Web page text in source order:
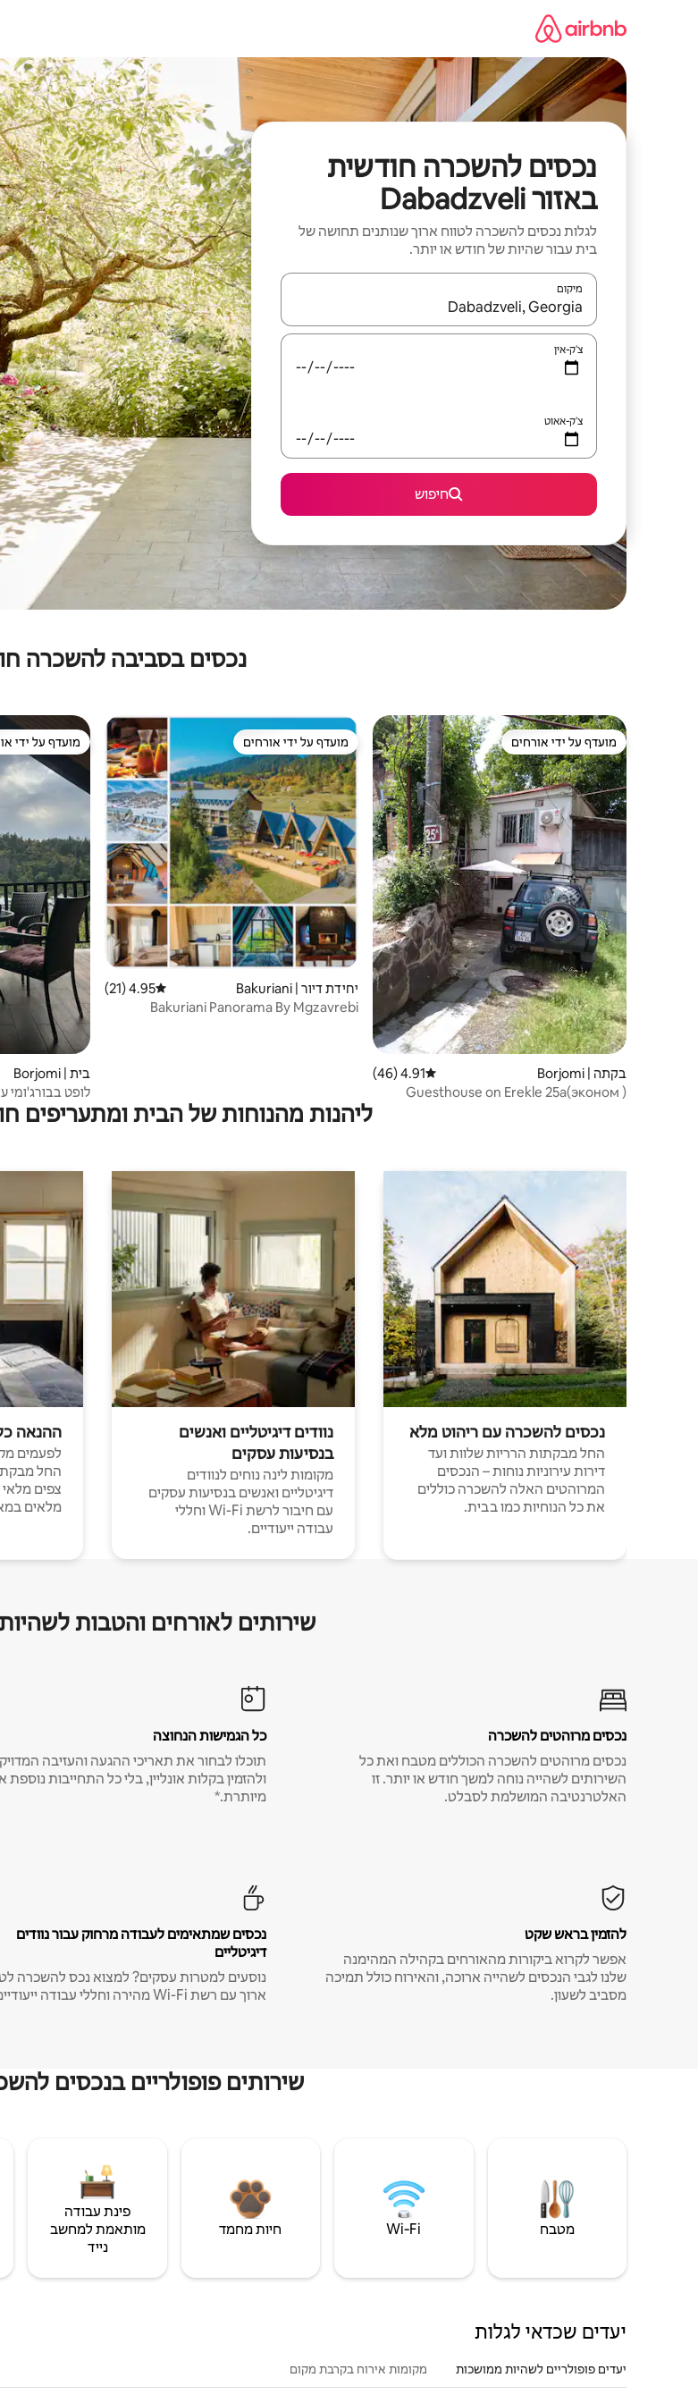
נכסים להשכרה חודשית
באזור Dabadzveli
לגלות נכסים להשכרה לטווח ארוך שנותנים תחושה של
בית עבור שהיות של חודש או יותר.
מיקום
כאשר התוצאות יהיו זמינות, יש לנווט עם מקשי החיצים למעלה ולמטה או לעיין בעזרת תנועות מגע או החלקה.
צ'ק-אין
צ'ק-אאוט
חיפוש
נכסים בסביבה להשכרה
מועדף על ידי אורחים
מועדף על ידי אורחים
בקתה | Borjomi דירוג ממוצע של 4.91 מתוך 5, 46 ביקורות
4.91 (46)
Guesthouse on Erekle 25a(эконом )‎
מועדף על ידי אורחים
מועדף על ידי אורחים
יחידת דיור | Bakuriani דירוג ממוצע של 4.95 מתוך 5, 21 ביקורות
4.95 (21)
Bakuriani Panorama By Mgzavrebi
מועדף על ידי
מועדף על ידי
בית | Borjomi
לופט בבורג'ומי
ליהנות מהנוחות של הבית ומתעריפים
נכסים להשכרה עם ריהוט מלא
החל מבקתות הרריות שלוות ועד
דירות עירוניות נוחות – הנכסים
המרוהטים האלה להשכרה כוללים
את כל הנוחיות כמו בבית.
נוודים דיגיטליים ואנשים
בנסיעות עסקים
מקומות לינה נוחים לנוודים
דיגיטליים ואנשים בנסיעות עסקים
עם חיבור לרשת Wi-Fi וחללי
עבודה ייעודיים.
ההנאה
לפעמים
החל
צפים
מלאים
שירותים לאורחים והטבות
נכסים מרוהטים להשכרה
נכסים מרוהטים להשכרה הכוללים מטבח ואת כל
השירותים לשהייה נוחה למשך חודש או יותר. זו
האלטרנטיבה המושלמת לסבלט.
כל הגמישות הנחוצה
תוכלו לבחור את תאריכי ההגעה והעזיבה
ולהזמין בקלות אונליין, בלי כל התחייבות נוספת
מיותרת.*
להזמין בראש שקט
אפשר לקרוא ביקורות מהאורחים בקהילה המהימנה
שלנו לגבי הנכסים לשהייה ארוכה, והאירוח כולל תמיכה
מסביב לשעון.
נכסים שמתאימים לעבודה מרחוק עבור נוודים
דיגיטליים
נוסעים למטרות עסקים? למצוא נכס להשכרה
ארוך עם רשת Wi-Fi מהירה וחללי עבודה ייעודיים.
שירותים פופולריים בנכסים
מטבח Wi‑Fi חיות מחמד
פינת עבודה
מותאמת למחשב
נייד
יעדים שכדאי לגלות
יעדים פופולריים לשהיות ממושכות מקומות אירוח בקרבת מקום